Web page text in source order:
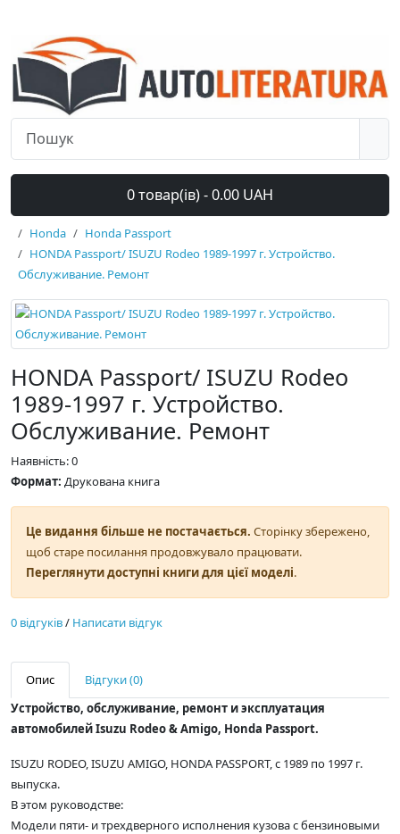
0 товар(ів) - 0.00 UAH
Honda
Honda Passport
HONDA Passport/ ISUZU Rodeo 1989-1997 г. Устройство.
Обслуживание. Ремонт
HONDA Passport/ ISUZU Rodeo
1989-1997 г. Устройство.
Обслуживание. Ремонт
Наявність: 0
Формат: Друкована книга
Це видання більше не постачається. Сторінку збережено,
щоб старе посилання продовжувало працювати.
Переглянути доступні книги для цієї моделі.
0 відгуків/ Написати відгук
Опис
Відгуки (0)
Устройство, обслуживание, ремонт и эксплуатация
автомобилей Isuzu Rodeo & Amigo, Honda Passport.
ISUZU RODEO, ISUZU AMIGO, HONDA PASSPORT, с 1989 по 1997 г.
выпуска.
В этом руководстве:
Модели пяти- и трехдверного исполнения кузова с бензиновыми